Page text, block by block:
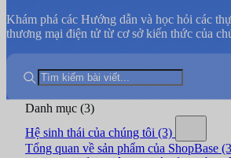
Khám phá các Hướng dẫn và học hỏi các
thương mại điện tử từ cơ sở kiến thức của
Danh mục (3)
Hệ sinh thái của chúng tôi (3)
Tổng quan về sản phẩm của ShopBase